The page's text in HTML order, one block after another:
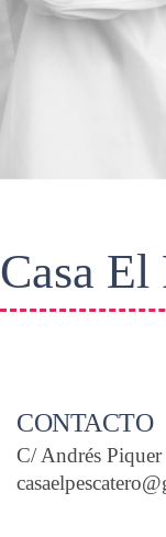
Casa El
CONTACTO
C/ Andrés